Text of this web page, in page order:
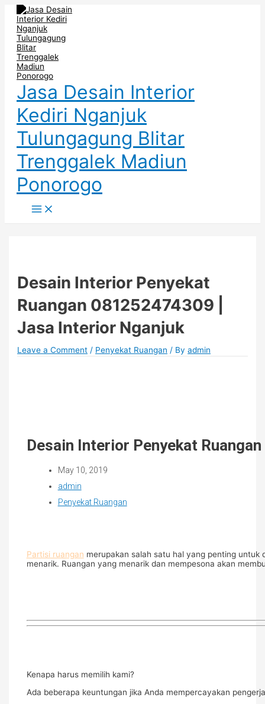
Skip
content
Jasa Desain Interior
Kediri Nganjuk
Tulungagung Blitar
Trenggalek Madiun
Ponorogo
Menu
Desain Interior Penyekat
Ruangan 081252474309 |
Jasa Interior Nganjuk
Leave a Comment / Penyekat Ruangan / Byadmin
Desain Interior Penyekat
May 10, 2019
admin
Penyekat Ruangan
Partisi ruangan merupakan salah satu hal yang penting
menarik. Ruangan yang menarik dan mempesona akan
Kenapa harus memilih kami?
Ada beberapa keuntungan jika Anda mempercayakan
Post
navigation